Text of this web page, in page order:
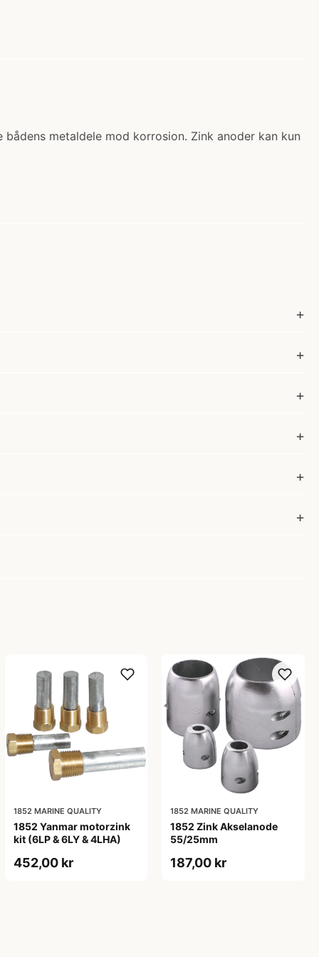
metaldele mod korrosion. Zink anoder kan kun
1852 MARINE QUALITY
1852 Yanmar motorzink
kit (6LP & 6LY & 4LHA)
452,00 kr
1852 MARINE QUALITY
1852 Zink Akselanode
55/25mm
187,00 kr